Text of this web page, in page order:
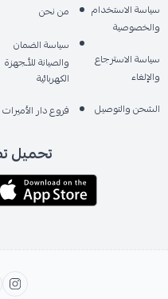
سياسة الاستخدام
والخصوصية
سياسة الاسترجاع
والإلغاء
الشحن والتوصيل
من نحن
سياسة الضمان
والصيانة للأـجهزة
الكهربائية
فروع دار الأميرات
تحميل